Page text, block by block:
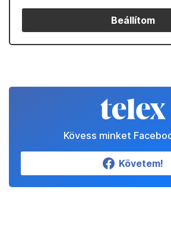
Beállítom
Kövess minket
Követem!